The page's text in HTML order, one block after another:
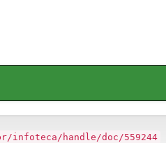
infoteca/handle/doc/559244